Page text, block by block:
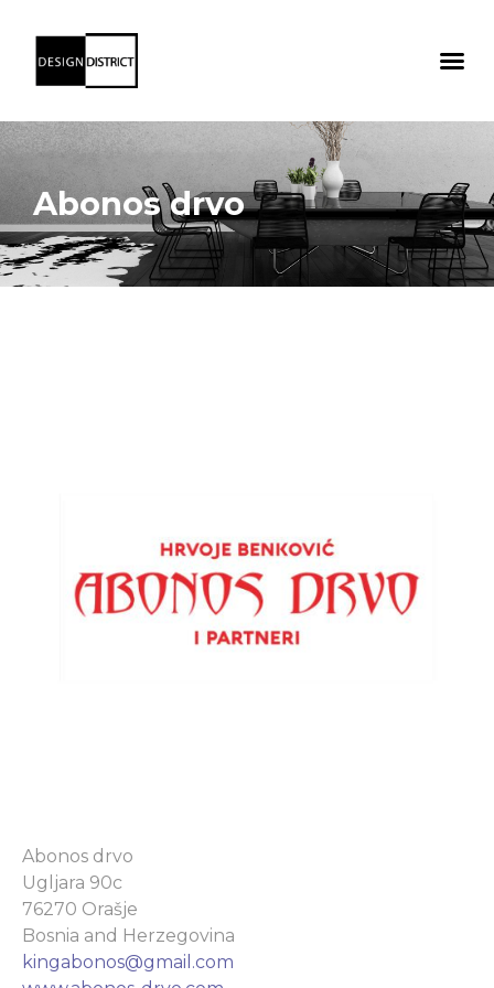
Abonos drvo
Abonos drvo
Ugljara 90c
76270 Orašje
Bosnia and Herzegovina
kingabonos@gmail.com